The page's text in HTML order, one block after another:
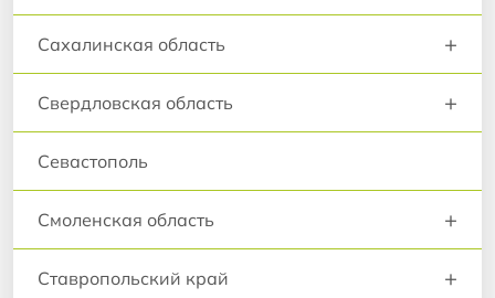
Сахалинская область +
Свердловская область +
Севастополь
Смоленская область +
Ставропольский край +